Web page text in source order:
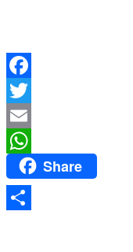
Facebook
Twitter
Email
WhatsApp
Share